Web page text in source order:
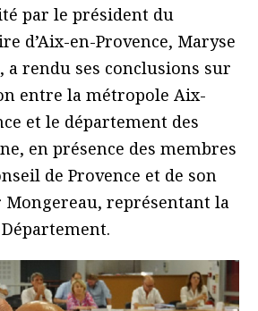
par le président du
d’Aix-en-Provence, Maryse
a rendu ses conclusions sur
entre la métropole Aix-
et le département des
en présence des membres
de Provence et de son
Mongereau, représentant la